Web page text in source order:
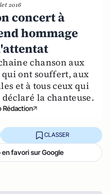
2016
concert à
hommage
chanson aux
ont souffert, aux
et à tous ceux qui
la chanteuse.
Rédaction
CLASSER
favori sur Google